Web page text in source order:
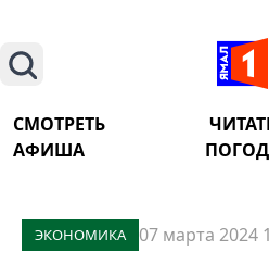
Поиск
СМОТРЕТЬ
АФИША
ЭКОНОМИКА 07 марта 2024